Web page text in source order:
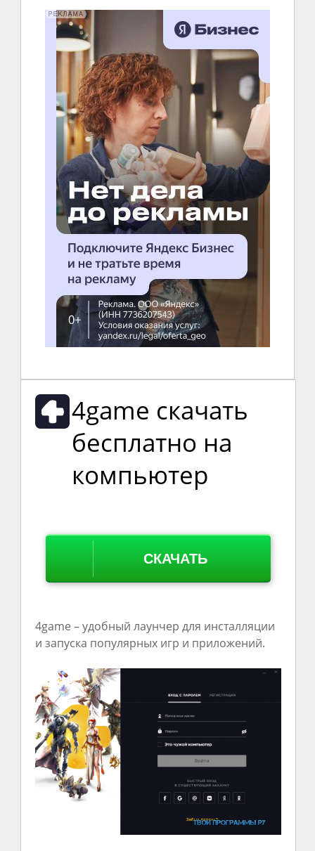
4game скачать
бесплатно на
компьютер
СКАЧАТЬ
4game – удобный лаунчер для инсталляции
и запуска популярных игр и приложений.